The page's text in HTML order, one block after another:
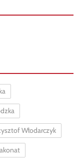
Włodarczyk